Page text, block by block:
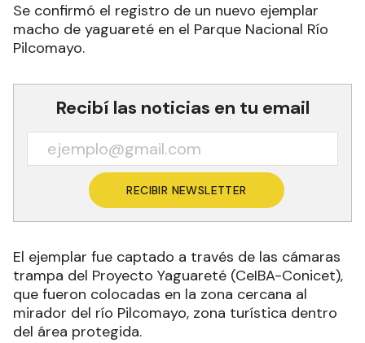
Se confirmó el registro de un nuevo ejemplar
macho de yaguareté en el Parque Nacional Río
Pilcomayo.
Recibí las noticias en tu email
RECIBIR NEWSLETTER
El ejemplar fue captado a través de las cámaras
trampa del Proyecto Yaguareté (CeIBA-Conicet),
que fueron colocadas en la zona cercana al
mirador del río Pilcomayo, zona turística dentro
del área protegida.